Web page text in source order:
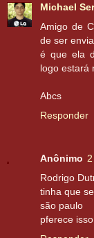
Michael
Amigo de
de ser
é que ela
logo estará
Abcs
Responder
Anônimo
Rodrigo
tinha que
são paulo
pferece isso